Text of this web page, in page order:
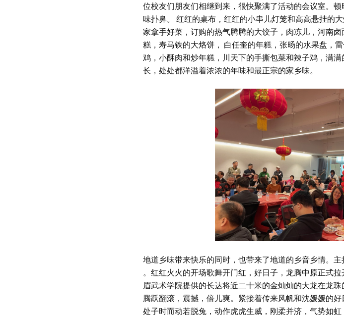
位校友们朋友们相继到来，很快聚满了活动的会议室。
味扑鼻。 红红的桌布，红红的小串儿灯笼和高高悬挂的
家拿手好菜，订购的热气腾腾的大饺子，肉冻儿，河南
糕，寿马铁的大烙饼， 白任奎的年糕，张旸的水果盘，
鸡，小酥肉和炒年糕，川天下的手撕包菜和辣子鸡，满
长，处处都洋溢着浓浓的年味和最正宗的家乡味。
地道乡味带来快乐的同时，也带来了地道的乡音乡情。
。红红火火的开场歌舞开门红，好日子，龙腾中原正式
眉武术学院提供的长达将近二十米的金灿灿的大龙在龙
腾跃翻滚，震撼，倍儿爽。紧接着传来风帆和沈媛媛的
处子时而动若脱兔，动作虎虎生威，刚柔并济，气势如